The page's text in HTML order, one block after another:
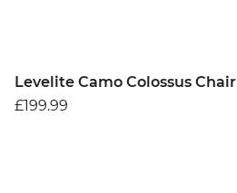
Levelite Camo Colossus Chair
£199.99